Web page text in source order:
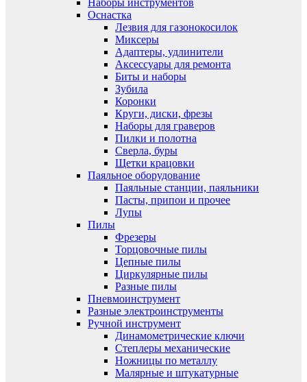
Наборы инструментов
Оснастка
Лезвия для газонокосилок
Миксеры
Адаптеры, удлинители
Аксессуары для ремонта
Биты и наборы
Зубила
Коронки
Круги, диски, фрезы
Наборы для граверов
Пилки и полотна
Сверла, буры
Щетки крацовки
Паяльное оборудование
Паяльные станции, паяльники
Пасты, припои и прочее
Лупы
Пилы
Фрезеры
Торцовочные пилы
Цепные пилы
Циркулярные пилы
Разные пилы
Пневмоинструмент
Разные электроинструменты
Ручной инструмент
Динамометрические ключи
Степлеры механические
Ножницы по металлу
Малярные и штукатурные